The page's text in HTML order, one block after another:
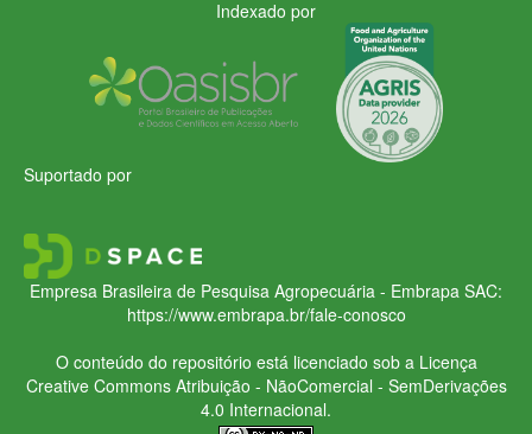
Indexado por
Suportado por
Empresa Brasileira de Pesquisa Agropecuária - Embrapa SAC:
https://www.embrapa.br/fale-conosco
O conteúdo do repositório está licenciado sob a Licença
Creative CommonsAtribuição - NãoComercial - SemDerivações
4.0 Internacional.